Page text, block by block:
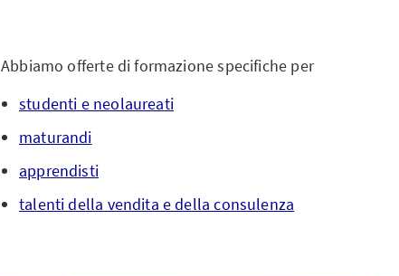
Abbiamo offerte di formazione specifiche per
studenti e neolaureati
maturandi
apprendisti
talenti della vendita e della consulenza